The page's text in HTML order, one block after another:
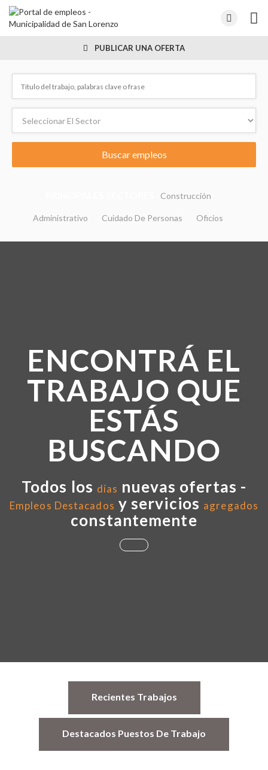
PUBLICAR UNA OFERTA
Construcción
Administrativo Cuidado De Personas Oficios
ENCONTRÁ EL
TRABAJO QUE
ESTÁS
BUSCANDO
Todos los días nuevas ofertas -
Empleos Destacados y servicios agregados
constantemente
Recientes Trabajos
Destacados Puestos De Trabajo